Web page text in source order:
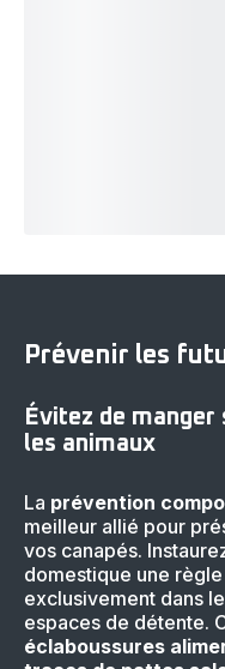
Prévenir les
Évitez de manger
les animaux
La prévention
meilleur allié pour
vos canapés.
domestique une
exclusivement dans
espaces de détente.
éclaboussures